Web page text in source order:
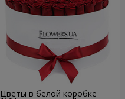
Цветы в белой коробке